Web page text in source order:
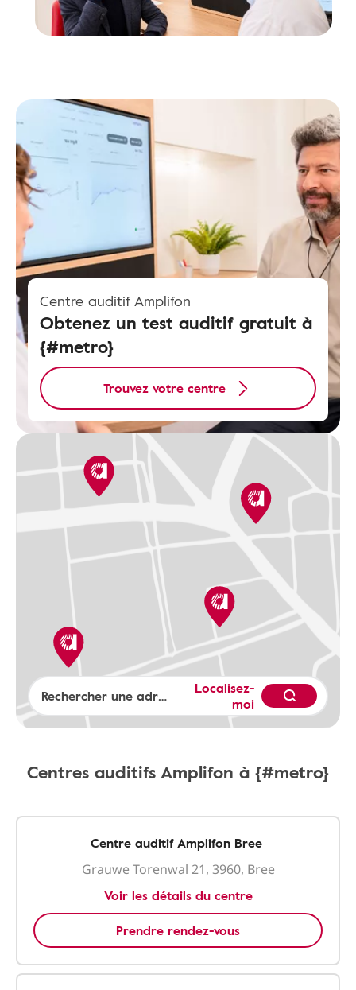
Centre auditif Amplifon
Obtenez un test auditif gratuit à
{#metro}
Trouvez votre centre
Localisez-
moi
Centres auditifs Amplifon à {#metro}
Centre auditif Amplifon Bree
Grauwe Torenwal 21, 3960, Bree
Voir les détails du centre
Prendre rendez-vous